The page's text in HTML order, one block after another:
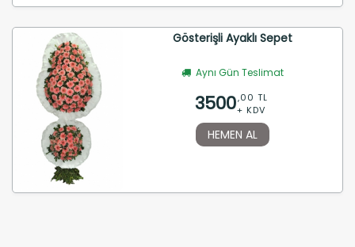
Gösterişli Ayaklı Sepet
Aynı Gün Teslimat
3500,00 TL
+ KDV
HEMEN AL